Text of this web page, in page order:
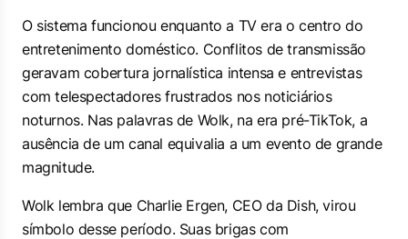
O sistema funcionou enquanto a TV era o centro do
entretenimento doméstico. Conflitos de transmissão
geravam cobertura jornalística intensa e entrevistas
com telespectadores frustrados nos noticiários
noturnos. Nas palavras de Wolk, na era pré-TikTok, a
ausência de um canal equivalia a um evento de grande
magnitude.
Wolk lembra que Charlie Ergen, CEO da Dish, virou
símbolo desse período. Suas brigas com